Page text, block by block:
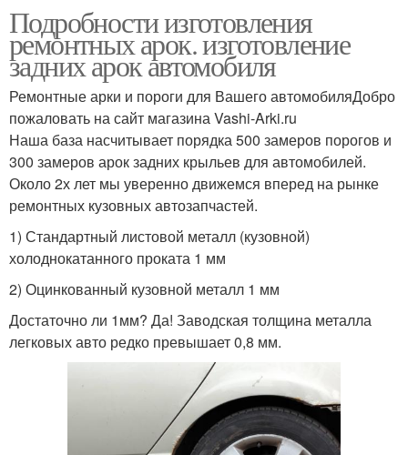
Арки на заказ
Подробности изготовления
ремонтных арок. изготовление
задних арок автомобиля
Ремонтные арки и пороги для Вашего автомобиляДобро
пожаловать на сайт магазина Vashi-Arki.ru
Наша база насчитывает порядка 500 замеров порогов и
300 замеров арок задних крыльев для автомобилей.
Около 2х лет мы уверенно движемся вперед на рынке
ремонтных кузовных автозапчастей.
1) Стандартный листовой металл (кузовной)
холоднокатанного проката 1 мм
2) Оцинкованный кузовной металл 1 мм
Достаточно ли 1мм? Да! Заводская толщина металла
легковых авто редко превышает 0,8 мм.